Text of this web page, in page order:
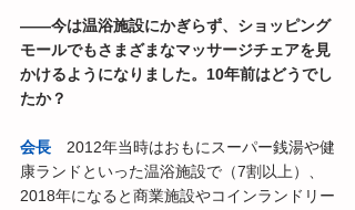
――今は温浴施設にかぎらず、ショッピング
モールでもさまざまなマッサージチェアを見
かけるようになりました。10年前はどうでし
たか？
会長 2012年当時はおもにスーパー銭湯や健
康ランドといった温浴施設で（7割以上）、
2018年になると商業施設やコインランドリー